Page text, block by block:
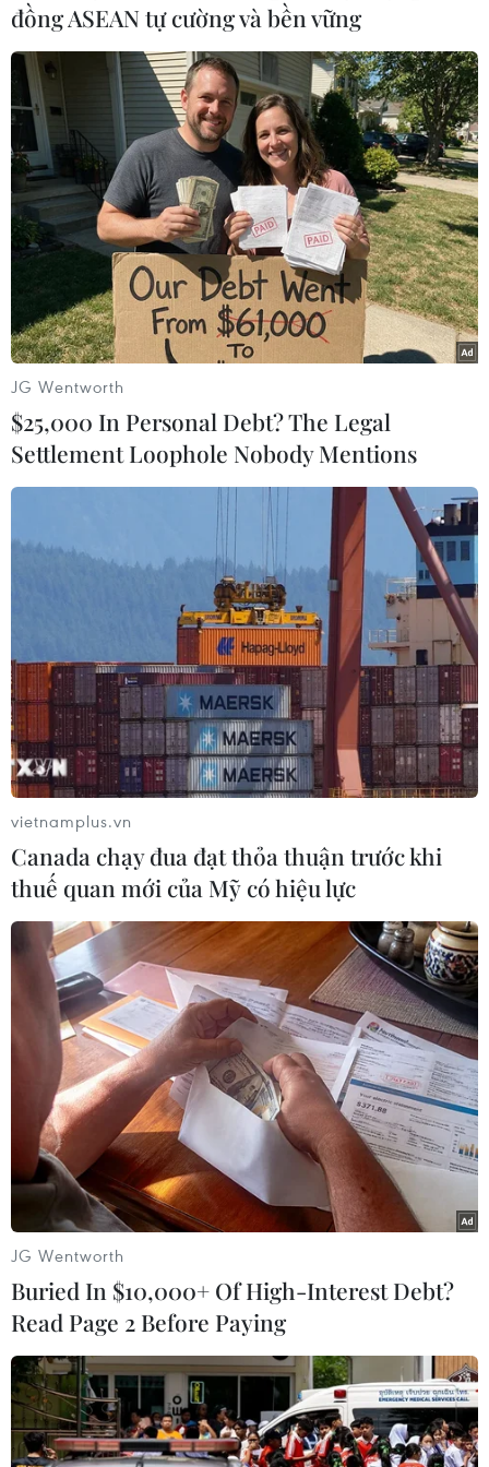
thể
Tổng Thư ký Rutte cho biết các mục tiêu mới xác
định cụ thể những năng lực quân sự ưu tiên đầu
tư, đảm bảo NATO duy trì thế trận phòng thủ vững
chắc, bảo vệ an toàn cho hơn 1 tỷ người dân trong
khối.
(Vietnam+)
#máy bay tiêm kích F-35 Mỹ
Theo dõi VietnamPlus
93926
Sao nghe nói EU sợ F35.
Thích Trả lời
TIN LIÊN QUAN
NATO thống nhất mục tiêu năng lực mới,
đồng ASEAN tự cường và bền vững
JG Wentworth
$25,000 In Personal Debt? The Legal
Settlement Loophole Nobody Mentions
vietnamplus.vn
Canada chạy đua đạt thỏa thuận trước khi
thuế quan mới của Mỹ có hiệu lực
JG Wentworth
Buried In $10,000+ Of High-Interest Debt?
Read Page 2 Before Paying